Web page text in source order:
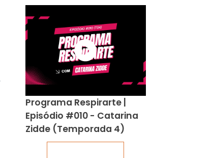
Programa Respirarte |
Episódio #010 - Catarina
Zidde (Temporada 4)